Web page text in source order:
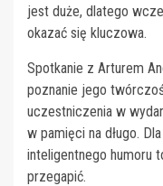
jest duże, dlatego
okazać się kluczowa.
Spotkanie z Arturem
poznanie jego
uczestniczenia w
w pamięci na długo.
inteligentnego humoru
przegapić.